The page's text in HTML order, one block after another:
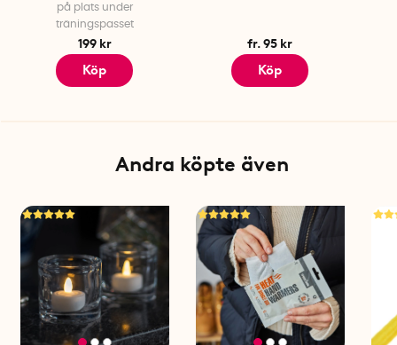
på plats under
träningspasset
199 kr
Köp
fr. 95 kr
Köp
Andra köpte även